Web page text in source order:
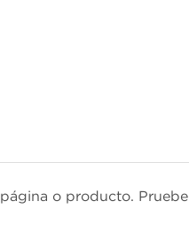
o producto.